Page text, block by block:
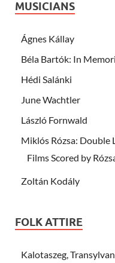
MUSICIANS
Ágnes Kállay
Béla Bartók: In
Hédi Salánki
June Wachtler
László Fornwald
Miklós Rózsa: Double
Films Scored by
Zoltán Kodály
FOLK ATTIRE
Kalotaszeg,